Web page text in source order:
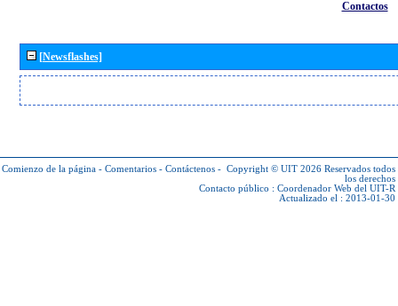
Contactos
[Newsflashes]
Comienzo de la página - Comentarios - Contáctenos - Copyright © UIT 2026 Reservados todos
los derechos
Contacto público : Coordenador Web del UIT-R
Actualizado el : 2013-01-30